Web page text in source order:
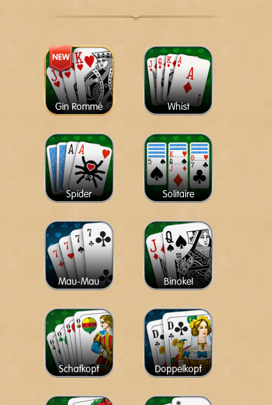
Gin Rommé Whist
Spider Solitaire
Mau-Mau Binokel
Schafkopf Doppelkopf